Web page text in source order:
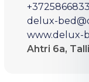
delux-
www.delux-
Ahtri 6a,